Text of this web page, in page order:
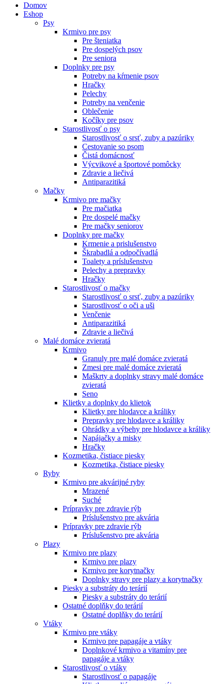
Domov
Eshop
Psy
Krmivo pre psy
Pre šteniatka
Pre dospelých psov
Pre seniora
Doplnky pre psy
Potreby na kŕmenie psov
Hračky
Pelechy
Potreby na venčenie
Oblečenie
Kočíky pre psov
Starostlivosť o psy
Starostlivosť o srsť, zuby a pazúriky
Cestovanie so psom
Čistá domácnosť
Výcvikové a športové pomôcky
Zdravie a liečivá
Antiparazitiká
Mačky
Krmivo pre mačky
Pre mačiatka
Pre dospelé mačky
Pre mačky seniorov
Doplnky pre mačky
Krmenie a prislušenstvo
Škrabadlá a odpočívadlá
Toalety а príslušenstvo
Pelechy a prepravky
Hračky
Starostlivosť o mačky
Starostlivosť o srsť, zuby a pazúriky
Starostlivosť o oči a uši
Venčenie
Antiparazitiká
Zdravie a liečivá
Malé domáce zvieratá
Krmivo
Granuly pre malé domáce zvieratá
Zmesi pre malé domáce zvieratá
Maškrty a doplnky stravy malé domáce
zvieratá
Seno
Klietky a doplnky do klietok
Klietky pre hlodavce a králiky
Prepravky pre hlodavce a králiky
Ohrádky a výbehy pre hlodavce a králiky
Napájačky a misky
Hračky
Kozmetika, čistiace piesky
Kozmetika, čistiace piesky
Ryby
Krmivo pre akvárijné ryby
Mrazené
Suché
Prípravky pre zdravie rýb
Príslušenstvo pre akvária
Prípravky pre zdravie rýb
Príslušenstvo pre akvária
Plazy
Krmivo pre plazy
Krmivo pre plazy
Krmivo pre korytnačky
Doplnky stravy pre plazy a korytnačky
Piesky a substráty do terárií
Piesky a substráty do terárií
Ostatné doplňky do terárií
Ostatné doplňky do terárií
Vtáky
Krmivo pre vtáky
Krmivo pre papagáje a vtáky
Doplnkové krmivo a vitamíny pre
papagáje a vtáky
Starostlivosť o vtáky
Starostlivosť o papagáje